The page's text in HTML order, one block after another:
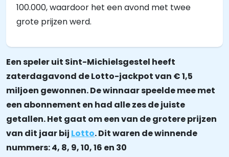
100.000, waardoor het een avond met twee
grote prijzen werd.
Een speler uit Sint-Michielsgestel heeft
zaterdagavond de Lotto-jackpot van € 1,5
miljoen gewonnen. De winnaar speelde mee met
een abonnement en had alle zes de juiste
getallen. Het gaat om een van de grotere prijzen
van dit jaar bij Lotto. Dit waren de winnende
nummers: 4, 8, 9, 10, 16 en 30